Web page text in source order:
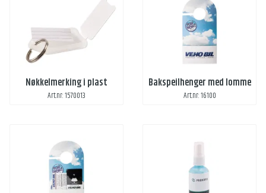
Nøkkelmerking i plast
Art.nr: 1570013
Bakspeilhenger med lomme
Art.nr: 16100